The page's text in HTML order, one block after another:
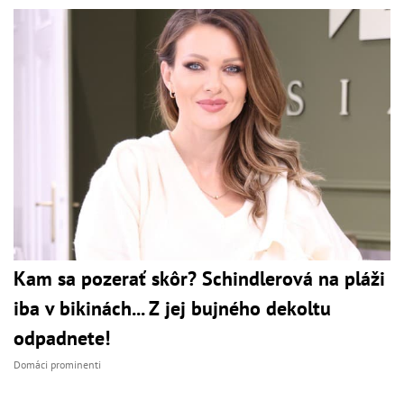
Kam sa pozerať skôr? Schindlerová na pláži
iba v bikinách... Z jej bujného dekoltu
odpadnete!
Domáci prominenti